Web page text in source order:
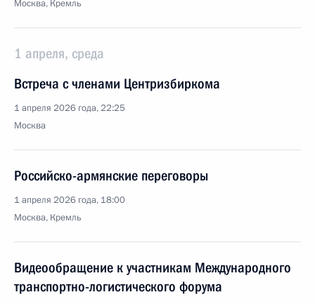
Москва, Кремль
1 апреля, среда
Встреча с членами Центризбиркома
1 апреля 2026 года, 22:25
Москва
Российско-армянские переговоры
1 апреля 2026 года, 18:00
Москва, Кремль
Видеообращение к участникам Международного
транспортно-логистического форума